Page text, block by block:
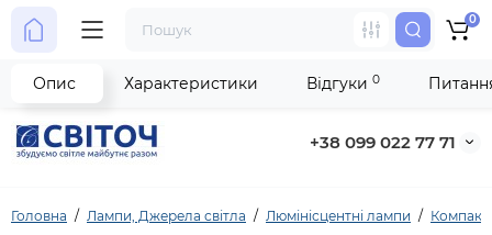
+38 099 022 77 71
0
Головна Лампи, Джерела світла Люмінісцентні лампи
Опис Характеристики Відгуки 0